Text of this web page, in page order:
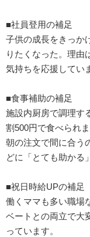
■社員登用の補足
子供の成長をきっか
りたくなった。理由
気持ちを応援してい
■食事補助の補足
施設内厨房で調理す
割500円で食べられま
朝の注文で間に合う
どに「とても助かる
■祝日時給UPの補足
働くママも多い職場
ベートとの両立で大
っています。